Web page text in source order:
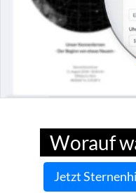
Worauf
Jetzt